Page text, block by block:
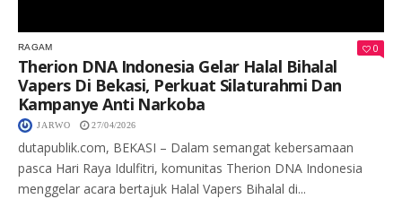
RAGAM 0
Therion DNA Indonesia Gelar Halal Bihalal
Vapers Di Bekasi, Perkuat Silaturahmi Dan
Kampanye Anti Narkoba
JARWO 27/04/2026
dutapublik.com, BEKASI – Dalam semangat kebersamaan
pasca Hari Raya Idulfitri, komunitas Therion DNA Indonesia
menggelar acara bertajuk Halal Vapers Bihalal di...